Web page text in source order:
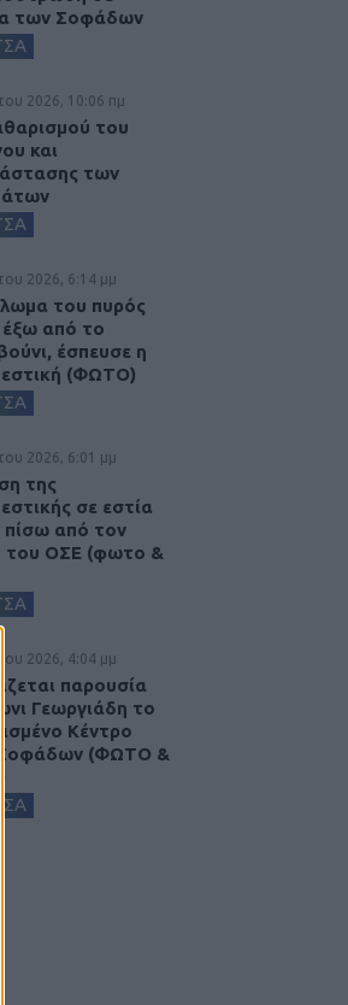
των Σοφάδων
2026, 10:06 πμ
του
και
των
2026, 6:14 μμ
του πυρός
έξω από το
έσπευσε η
(ΦΩΤΟ)
2026, 6:01 μμ
της
σε εστία
από τον
του ΟΣΕ (φωτο &
2026, 4:04 μμ
παρουσία
Γεωργιάδη το
Κέντρο
Σοφάδων (ΦΩΤΟ &